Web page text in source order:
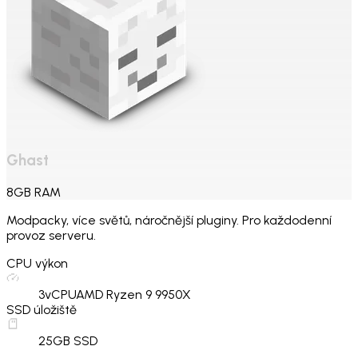
Ghast
8GB RAM
Modpacky, více světů, náročnější pluginy. Pro každodenní
provoz serveru.
CPU výkon
3vCPUAMD Ryzen 9 9950X
SSD úložiště
25GB SSD